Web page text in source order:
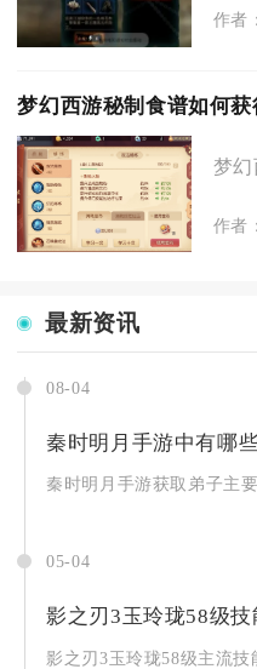
作者
梦幻西游秘制食谱如何获
梦
作者
最新资讯
08-04
秦时明月手游获取弟子主
05-04
影之刃3玉玲珑58级主流